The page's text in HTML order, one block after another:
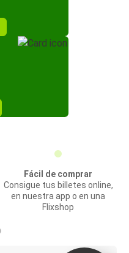
Fácil de comprar
Consigue tus billetes online,
en nuestra app o en una
Flixshop